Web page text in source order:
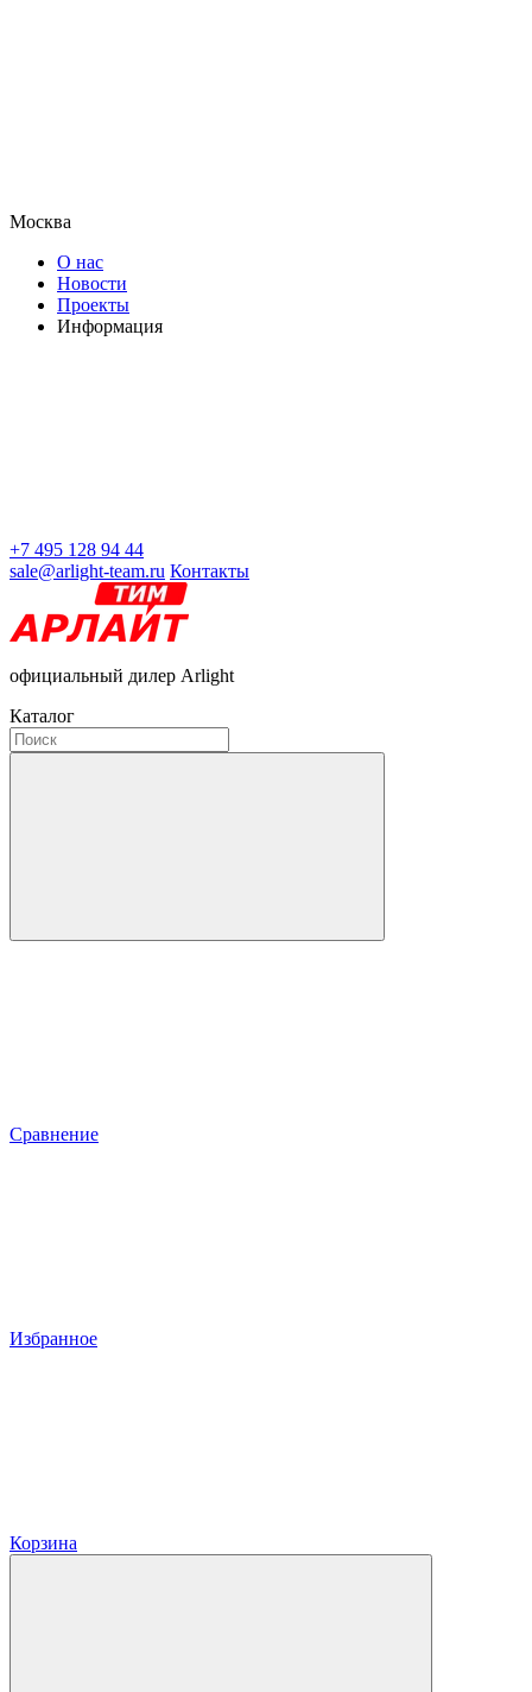
Москва
О нас
Новости
Проекты
Информация
+7 495 128 94 44
sale@arlight-team.ru Контакты
официальный дилер Arlight
Каталог
Сравнение
Избранное
Корзина